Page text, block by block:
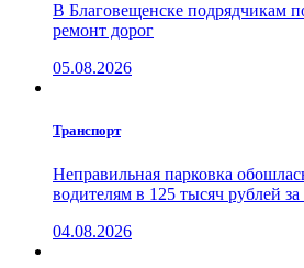
В Благовещенске подрядчикам
ремонт дорог
05.08.2026
Транспорт
Неправильная парковка
водителям в 125 тысяч рублей
04.08.2026